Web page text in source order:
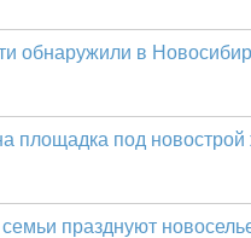
обнаружили в
площадка под новострой
празднуют